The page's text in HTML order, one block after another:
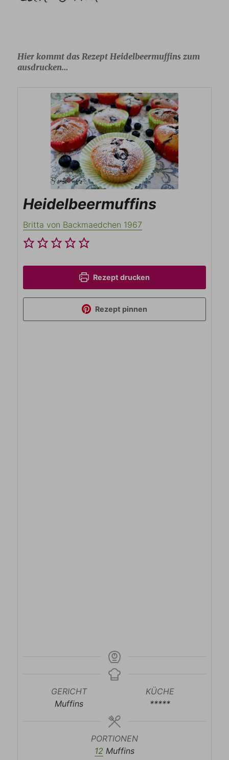
Hier kommt das Rezept Heidelbeermuffins zum
ausdrucken…
Heidelbeermuffins
Britta von Backmaedchen 1967
Rezept drucken
Rezept pinnen
GERICHT
Muffins
KÜCHE
*****
PORTIONEN
12 Muffins